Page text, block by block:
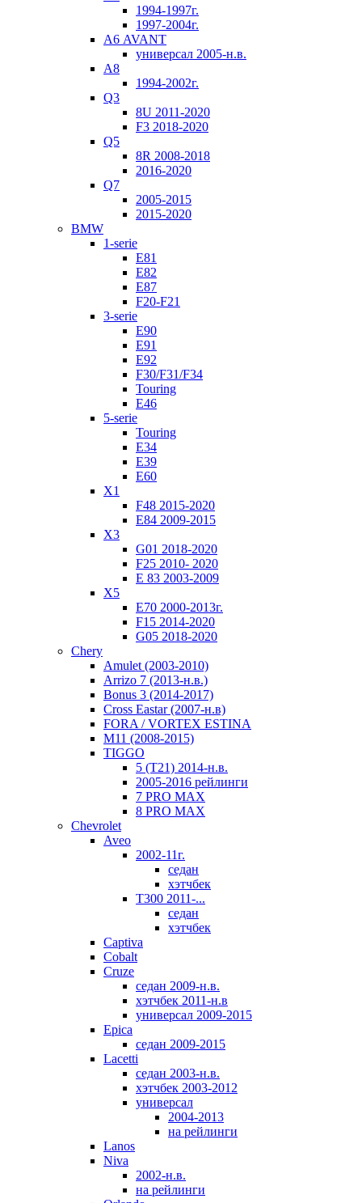
1994-1997г.
1997-2004г.
А6 AVANT
универсал 2005-н.в.
А8
1994-2002г.
Q3
8U 2011-2020
F3 2018-2020
Q5
8R 2008-2018
2016-2020
Q7
2005-2015
2015-2020
BMW
1-serie
E81
E82
E87
F20-F21
3-serie
E90
E91
E92
F30/F31/F34
Touring
E46
5-serie
Touring
E34
E39
E60
X1
F48 2015-2020
E84 2009-2015
X3
G01 2018-2020
F25 2010- 2020
Е 83 2003-2009
X5
E70 2000-2013г.
F15 2014-2020
G05 2018-2020
Chery
Amulet (2003-2010)
Arrizo 7 (2013-н.в.)
Bonus 3 (2014-2017)
Cross Eastar (2007-н.в)
FORA / VORTEX ESTINA
M11 (2008-2015)
TIGGO
5 (T21) 2014-н.в.
2005-2016 рейлинги
7 PRO MAX
8 PRO MAX
Chevrolet
Aveo
2002-11г.
седан
хэтчбек
T300 2011-...
седан
хэтчбек
Captiva
Cobalt
Cruze
седан 2009-н.в.
хэтчбек 2011-н.в
универсал 2009-2015
Epica
седан 2009-2015
Lacetti
седан 2003-н.в.
хэтчбек 2003-2012
универсал
2004-2013
на рейлинги
Lanos
Niva
2002-н.в.
на рейлинги